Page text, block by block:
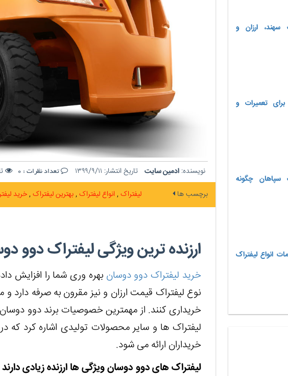
نویسنده: ادمین سایت تاریخ انتشار: ۱۳۹۹/۹/۱۱ تعداد نظرات : 0
برچسب ها لیفتراک انواع لیفتراک بهترین لیفتراک خرید
ارزنده ترین ویژگی لیفتراک دوو
خرید لیفتراک دوو دوسان بهره وری شما را افزایش
نوع لیفتراک قیمت ارزان و نیز مقرون به صرفه دارد
خریداری کنند. از مهمترین خصوصیات برند دوو
لیفتراک ها و سایر محصولات تولیدی اشاره کرد که
خریداران ارائه می شود.
لیفتراک های دوو دوسان ویژگی ها ارزنده زیادی دارند
سهند، ارزان و
تعمیرات و
سپاهان چگونه
انواع لیفتراک